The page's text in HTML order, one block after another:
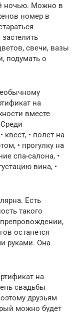
ночью. Можно в
номер в
свечи, вазы
подумать о
на
вместе
• полет на
• прогулку на
спа-салона, •
вина, •
Есть
такого
останется
руками. Она
на
свадьбы
друзьям
можно будет